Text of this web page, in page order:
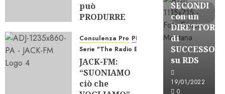
può
PRODURRE
07/08/2026
0
97
Consulenza Pro PRO
Serie "The Radio Bank"
JACK-FM:
“SUONIAMO
ciò che
3 minuti
letti
SECONDI
con un
DIRETTORE
di
SUCCESSO
su RDS
19/01/2022
0